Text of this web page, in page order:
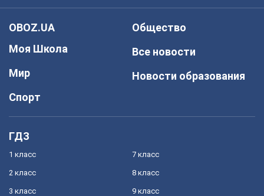
OBOZ.UA
Моя Школа
Мир
Спорт
Общество
Все новости
Новости образования
ГДЗ
1 класс
2 класс
3 класс
7 класс
8 класс
9 класс